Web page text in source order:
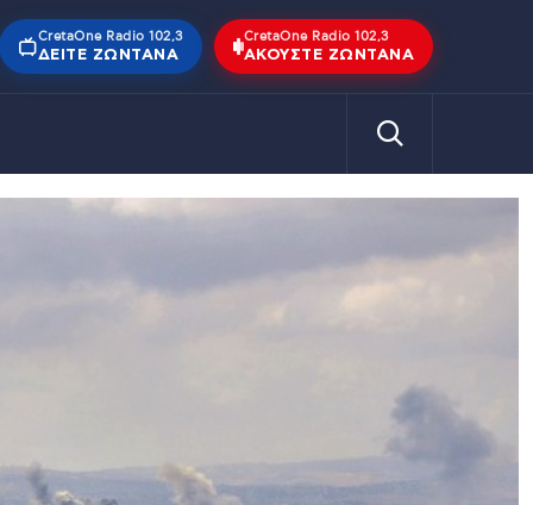
CretaOne Radio 102,3
ΔΕΊΤΕ ΖΩΝΤΑΝΆ
CretaOne Radio 102,3
ΑΚΟΎΣΤΕ ΖΩΝΤΑΝΆ